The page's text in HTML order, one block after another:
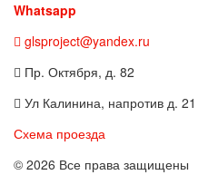
Whatsapp
glsproject@yandex.ru
Пр. Октября, д. 82
Ул Калинина, напротив д. 21
Схема проезда
© 2026 Все права защищены